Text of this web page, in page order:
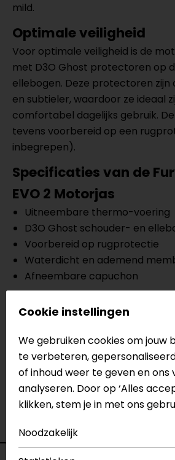
mild.
Optimale veiligheid
Voor optimale veiligheid is de
met D3O Ghost protectoren op
ellebogen. Deze protectoren zijn
en subtieler, waardoor ze ideaal
comfortabel dagelijks gebruik.
tevens voorbereid op een
inbegrepen).
Specificaties van de
EVO 2 Motorjas
Uitneembare thermo-voering
D3O Ghost schouder- en
Voorbereid op rugprotectie
Waterdicht en ademend
Afneembare capuchon
Heb je meer informatie nodig
Neem dancontactmet ons op of
vanonze winkelsin Breda,
Eindhoven, Vianen of Apeldoorn.
het product bekijken & passen en
verkoopmedewerkers voor je
Cookie instellingen
We gebruiken cookies om jouw
te verbeteren,
of inhoud weer te geven en ons
analyseren. Door op ‘Alles
klikken, stem je in met ons
Noodzakelijk